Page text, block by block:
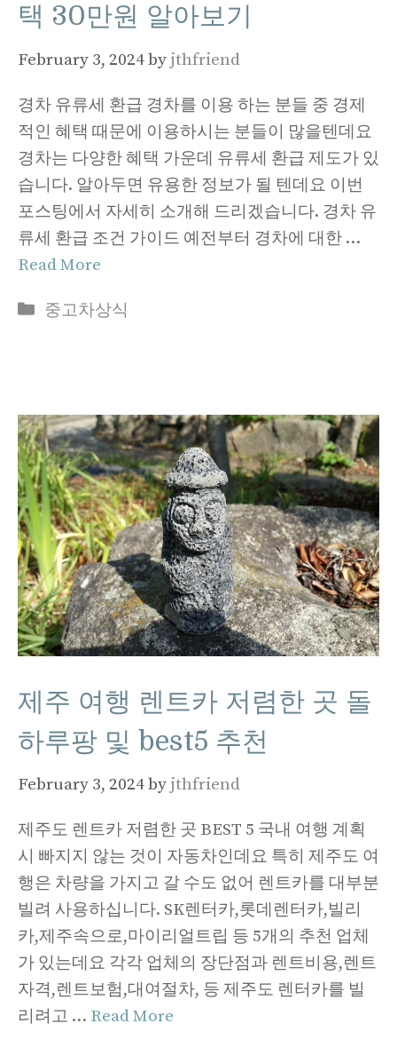
택 30만원 알아보기
February 3, 2024by jthfriend
경차 유류세 환급 경차를 이용 하는 분들 중 경제
적인 혜택 때문에 이용하시는 분들이 많을텐데요
경차는 다양한 혜택 가운데 유류세 환급 제도가 있
습니다. 알아두면 유용한 정보가 될 텐데요 이번
포스팅에서 자세히 소개해 드리겠습니다. 경차 유
류세 환급 조건 가이드 예전부터 경차에 대한 …
Read More
Categories
중고차상식
제주 여행 렌트카 저렴한 곳 돌
하루팡 및 best5 추천
February 3, 2024by jthfriend
제주도 렌트카 저렴한 곳 BEST 5 국내 여행 계획
시 빠지지 않는 것이 자동차인데요 특히 제주도 여
행은 차량을 가지고 갈 수도 없어 렌트카를 대부분
빌려 사용하십니다. SK렌터카,롯데렌터카,빌리
카,제주속으로,마이리얼트립 등 5개의 추천 업체
가 있는데요 각각 업체의 장단점과 렌트비용,렌트
자격,렌트보험,대여절차, 등 제주도 렌터카를 빌
리려고 … Read More